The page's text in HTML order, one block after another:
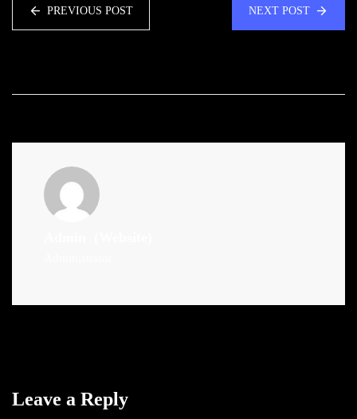
PREVIOUS POST NEXT POST
Leave a Reply